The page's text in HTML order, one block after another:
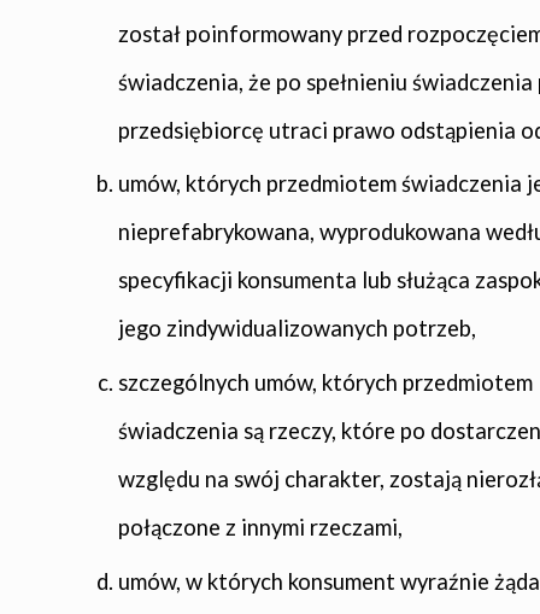
został poinformowany przed
świadczenia, że po spełnieniu świadczenia
przedsiębiorcę utraci prawo odstąpienia
umów, których przedmiotem świadczenia
nieprefabrykowana, wyprodukowana
specyfikacji konsumenta lub służąca
jego zindywidualizowanych potrzeb,
szczególnych umów, których przedmiotem
świadczenia są rzeczy, które po
względu na swój charakter, zostają
połączone z innymi rzeczami,
umów, w których konsument wyraźnie